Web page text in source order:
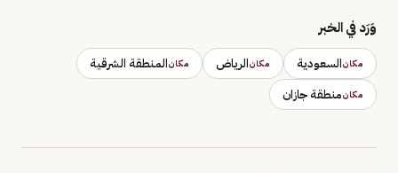
وَرَد في الخبر
مكانالسعودية مكانالرياض مكانالمنطقة الشرقية
مكانمنطقة جازان